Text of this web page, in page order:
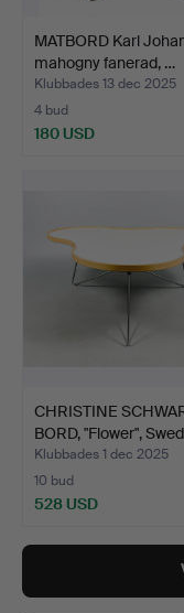
MATBORD Karl
mahogny fanerad, …
Klubbades 13 dec 2025
4 bud
180 USD
CHRISTINE
BORD, "Flower",
Klubbades 1 dec 2025
10 bud
528 USD